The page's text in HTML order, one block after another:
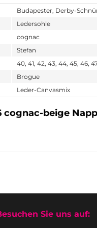
Budapester, Derby-
Ledersohle
cognac
Stefan
40, 41, 42, 43, 44, 45, 46,
Brogue
Leder-Canvasmix
beige
Sie uns auf: